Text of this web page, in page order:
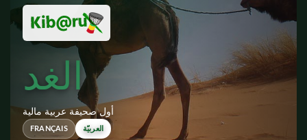
الغد
أول صحيفة عربية مالية
FRANÇAIS العربيّة